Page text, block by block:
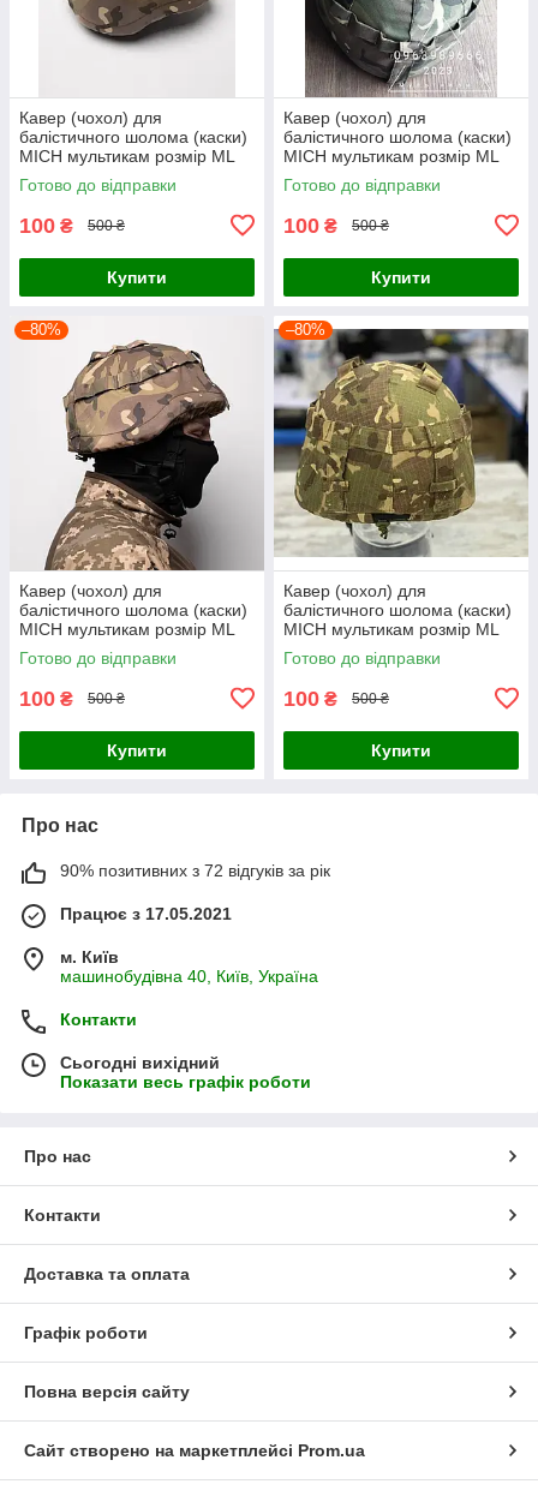
Кавер (чохол) для
балістичного шолома (каски)
MICH мультикам розмір МL
Готово до відправки
100 ₴ 500 ₴
Купити
Кавер (чохол) для
балістичного шолома (каски)
MICH мультикам розмір МL
Готово до відправки
100 ₴ 500 ₴
Купити
–80%
Кавер (чохол) для
балістичного шолома (каски)
MICH мультикам розмір МL
Готово до відправки
100 ₴ 500 ₴
Купити
–80%
Кавер (чохол) для
балістичного шолома (каски)
MICH мультикам розмір МL
Готово до відправки
100 ₴ 500 ₴
Купити
Про нас
90% позитивних з 72 відгуків за рік
Працює з 17.05.2021
м. Київ
машинобудівна 40, Київ, Україна
Контакти
Сьогодні вихідний
Показати весь графік роботи
Про нас
Контакти
Доставка та оплата
Графік роботи
Повна версія сайту
Сайт створено на маркетплейсі Prom.ua